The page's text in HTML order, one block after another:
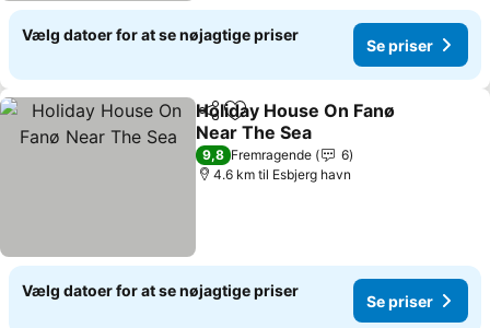
Vælg datoer for at se nøjagtige priser
Se priser
Del Føj til favoritter
Holiday House On Fanø
Near The Sea
9,8 Fremragende
6
4.6 km til Esbjerg havn
Vælg datoer for at se nøjagtige priser
Se priser